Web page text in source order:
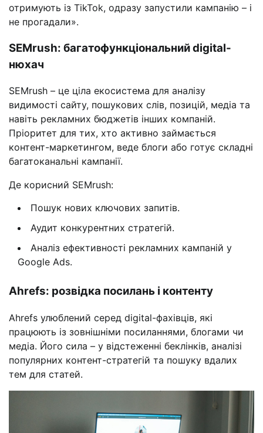
отримують із TikTok, одразу запустили кампанію – і
не прогадали».
SEMrush: багатофункціональний digital-
нюхач
SEMrush – це ціла екосистема для аналізу
видимості сайту, пошукових слів, позицій, медіа та
навіть рекламних бюджетів інших компаній.
Пріоритет для тих, хто активно займається
контент-маркетингом, веде блоги або готує складні
багатоканальні кампанії.
Де корисний SEMrush:
Пошук нових ключових запитів.
Аудит конкурентних стратегій.
Аналіз ефективності рекламних кампаній у
Google Ads.
Ahrefs: розвідка посилань і контенту
Ahrefs улюблений серед digital-фахівців, які
працюють із зовнішніми посиланнями, блогами чи
медіа. Його сила – у відстеженні беклінків, аналізі
популярних контент-стратегій та пошуку вдалих
тем для статей.